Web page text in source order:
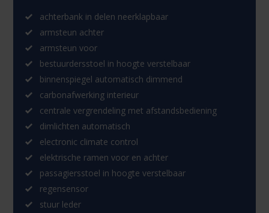
achterbank in delen neerklapbaar
armsteun achter
armsteun voor
bestuurdersstoel in hoogte verstelbaar
binnenspiegel automatisch dimmend
carbonafwerking interieur
centrale vergrendeling met afstandsbediening
dimlichten automatisch
electronic climate control
elektrische ramen voor en achter
passagiersstoel in hoogte verstelbaar
regensensor
stuur leder